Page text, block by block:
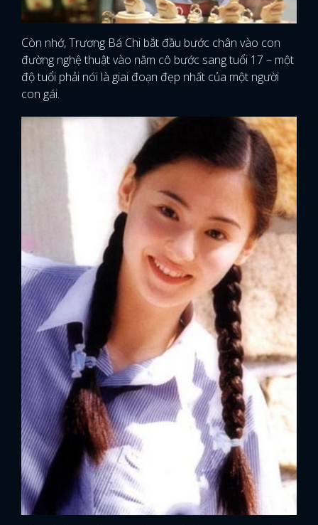
Còn nhớ, Trương Bá Chi bắt đầu bước chân vào con
đường nghệ thuật vào năm cô bước sang tuổi 17 – một
độ tuổi phải nói là giai đoạn đẹp nhất của một người
con gái.